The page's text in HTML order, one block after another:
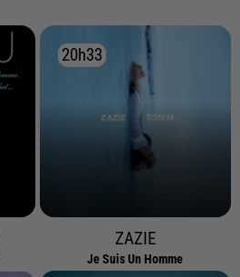
20h33
20h33
ZAZIE
Je Suis Un Homme